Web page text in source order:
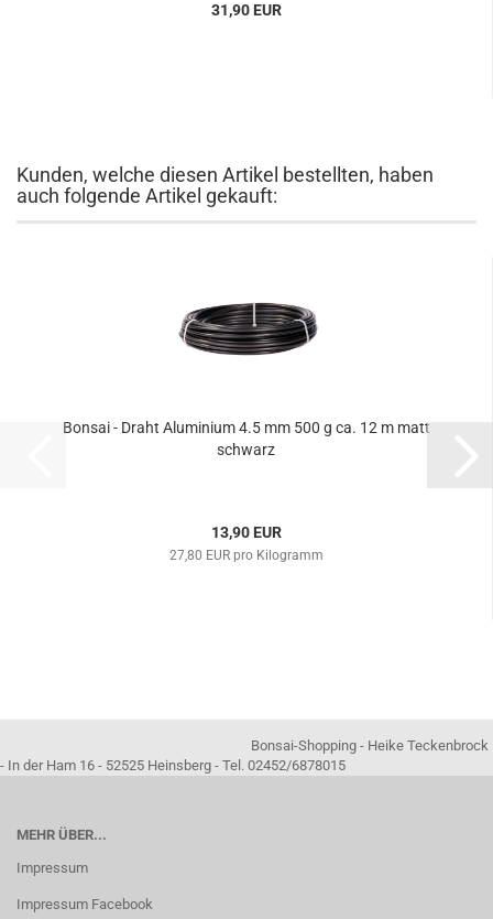
31,90 EUR
Kunden, welche diesen Artikel bestellten, haben
auch folgende Artikel gekauft:
Bonsai - Draht Aluminium 4.5 mm 500 g ca. 12 m matt
schwarz
13,90 EUR
27,80 EUR pro Kilogramm
Bonsai-Shopping - Heike Teckenbrock
- In der Ham 16 - 52525 Heinsberg - Tel. 02452/6878015
MEHR ÜBER...
Impressum
Impressum Facebook